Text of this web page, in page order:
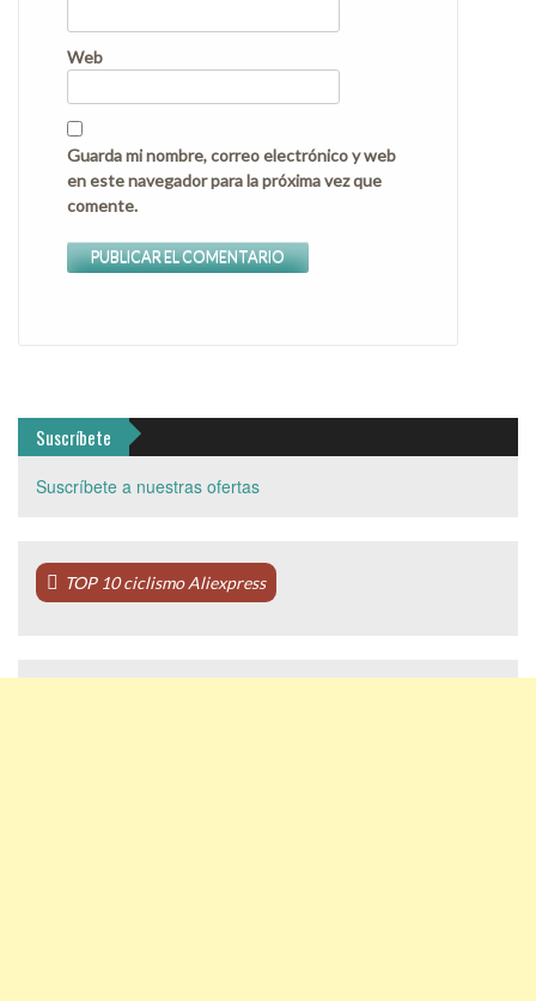
Web
Guarda mi nombre, correo electrónico y web
en este navegador para la próxima vez que
comente.
Suscríbete
Suscríbete a nuestras ofertas
TOP 10 ciclismo Aliexpress